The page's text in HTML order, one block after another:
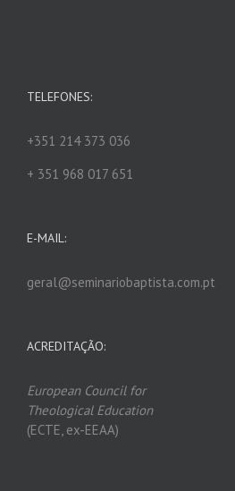
TELEFONES:
+351 214 373 036
+ 351 968 017 651
E-MAIL:
geral@seminariobaptista.com.pt
ACREDITAÇÃO:
European Council for
Theological Education
(ECTE, ex-EEAA)